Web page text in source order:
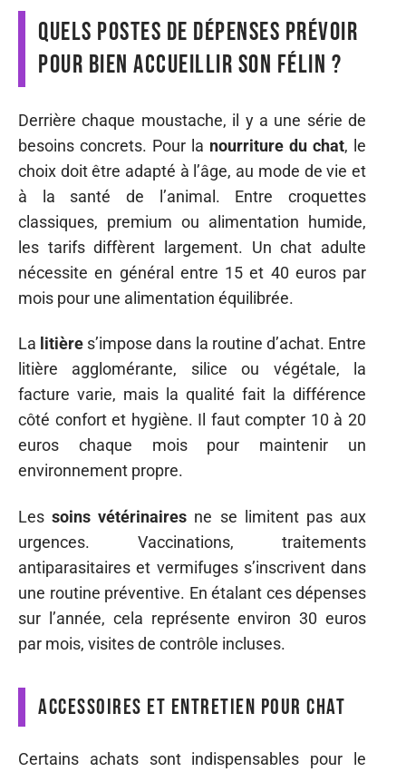
Quels postes de dépenses prévoir
pour bien accueillir son félin ?
Derrière chaque moustache, il y a une série de
besoins concrets. Pour la nourriture du chat, le
choix doit être adapté à l’âge, au mode de vie et
à la santé de l’animal. Entre croquettes
classiques, premium ou alimentation humide,
les tarifs diffèrent largement. Un chat adulte
nécessite en général entre 15 et 40 euros par
mois pour une alimentation équilibrée.
La litière s’impose dans la routine d’achat. Entre
litière agglomérante, silice ou végétale, la
facture varie, mais la qualité fait la différence
côté confort et hygiène. Il faut compter 10 à 20
euros chaque mois pour maintenir un
environnement propre.
Lessoins vétérinaires ne se limitent pas aux
urgences. Vaccinations, traitements
antiparasitaires et vermifuges s’inscrivent dans
une routine préventive. En étalant ces dépenses
sur l’année, cela représente environ 30 euros
par mois, visites de contrôle incluses.
Accessoires et entretien pour chat
Certains achats sont indispensables pour le